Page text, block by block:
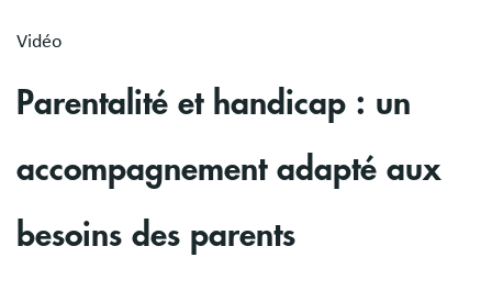
Vidéo
Parentalité et handicap : un
accompagnement adapté aux
besoins des parents